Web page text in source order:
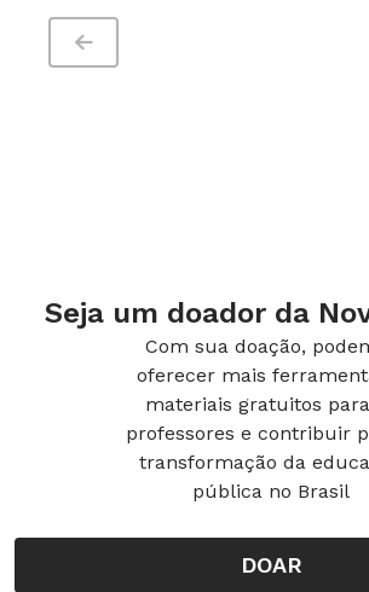
Seja um doador da
Com sua doação,
oferecer mais
materiais gratuitos
professores e contribuir
transformação da
pública no Brasil
DOAR